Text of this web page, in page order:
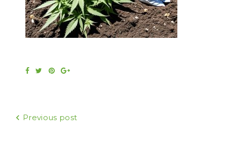
Facebook
TwitterPinterestGoogle+
Навигация
Previous post